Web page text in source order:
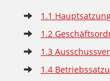
1.1
1.2
1.3
1.4